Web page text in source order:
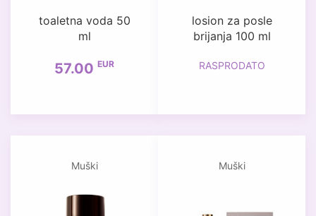
toaletna voda 50
ml
57.00 EUR
losion za posle
brijanja 100 ml
RASPRODATO
Muški Muški